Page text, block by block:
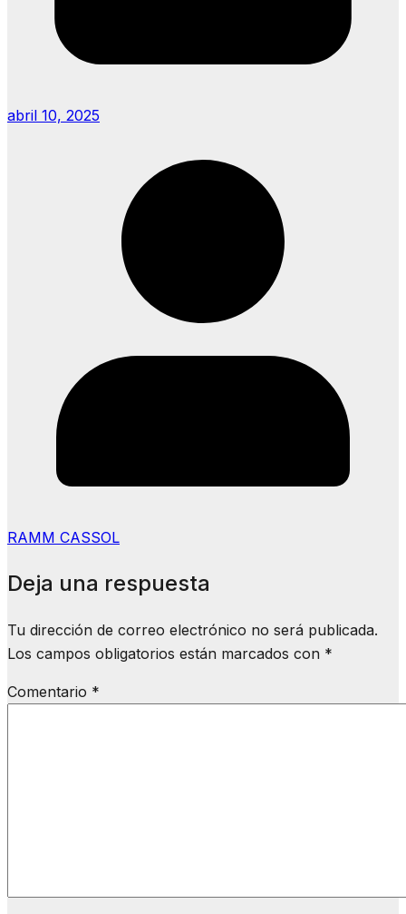
abril 10, 2025
RAMM CASSOL
Deja una respuesta
Tu dirección de correo electrónico no será publicada.
Los campos obligatorios están marcados con *
Comentario *